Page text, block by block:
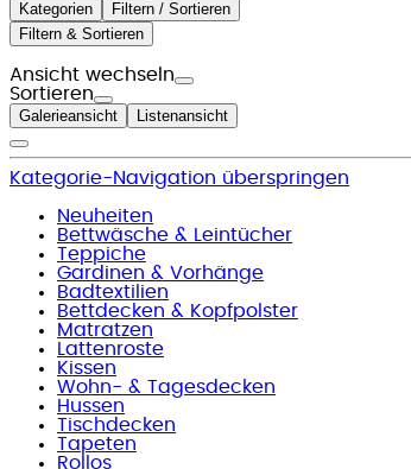
Kategorien
Filtern / Sortieren
Filtern & Sortieren
Ansicht wechseln
Sortieren
Galerieansicht Listenansicht
Kategorie-Navigation überspringen
Neuheiten
Bettwäsche & Leintücher
Teppiche
Gardinen & Vorhänge
Badtextilien
Bettdecken & Kopfpolster
Matratzen
Lattenroste
Kissen
Wohn- & Tagesdecken
Hussen
Tischdecken
Tapeten
Rollos